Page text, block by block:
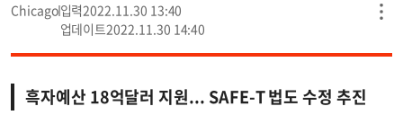
Chicago
2022.11.30 13:40
2022.11.30 14:40
흑자예산 18억달러 지원... SAFE-T 법도 수정 추진